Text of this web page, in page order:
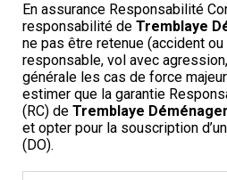
En assurance Responsabilité
responsabilité de Tremblaye
ne pas être retenue (accident
responsable, vol avec
générale les cas de force
estimer que la garantie
(RC) de Tremblaye
et opter pour la souscription
(DO).